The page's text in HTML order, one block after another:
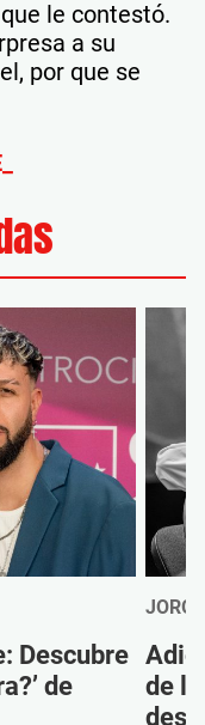
le contestó.
a su
por que se
Descubre
de
de